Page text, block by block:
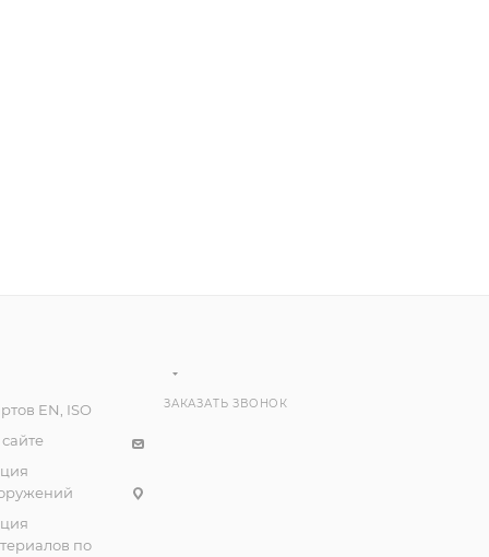
EN, ISO
по
ЗАКАЗАТЬ ЗВОНОК